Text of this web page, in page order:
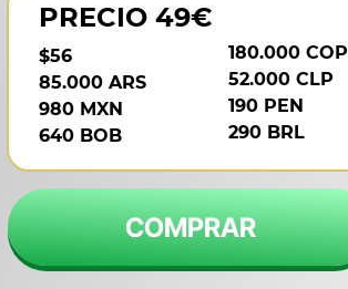
COMPRAR
PRECIO 49€
$56
85.000 ARS
980 MXN
640 BOB
180.000 COP
52.000 CLP
190 PEN
290 BRL